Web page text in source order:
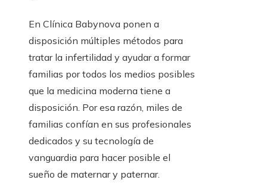
En Clínica Babynova ponen a
disposición múltiples métodos para
tratar la infertilidad y ayudar a formar
familias por todos los medios posibles
que la medicina moderna tiene a
disposición. Por esa razón, miles de
familias confían en sus profesionales
dedicados y su tecnología de
vanguardia para hacer posible el
sueño de maternar y paternar.